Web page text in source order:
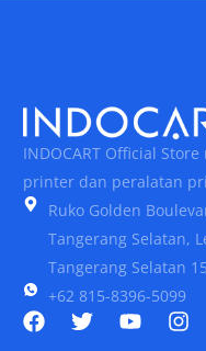
INDOCART Official
printer dan peralatan
Ruko Golden
Tangerang Selatan,
Tangerang Selatan
+62 815-8396-5099